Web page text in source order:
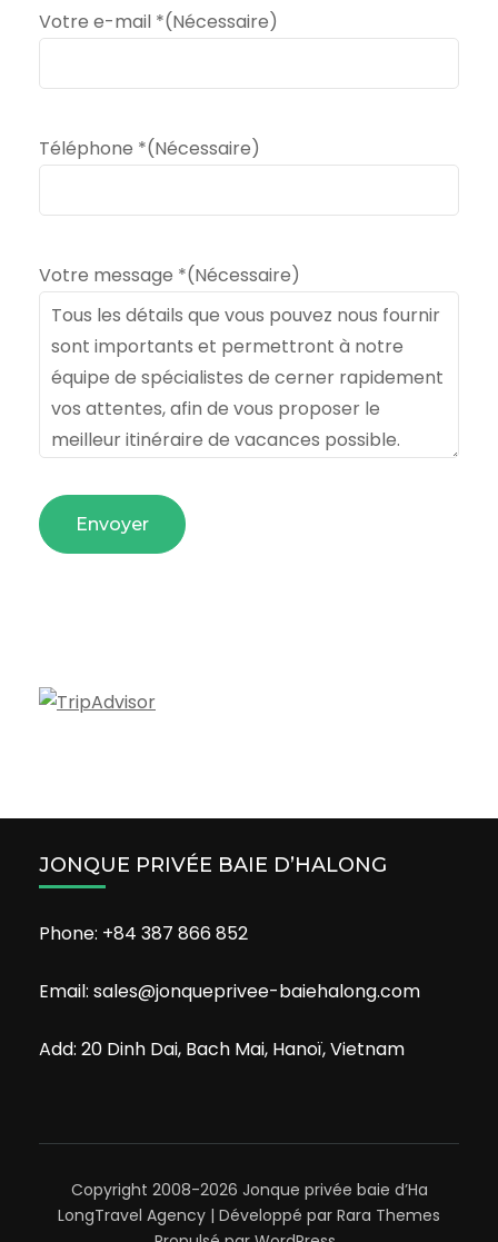
Votre e-mail *(Nécessaire)
Téléphone *(Nécessaire)
Votre message *(Nécessaire)
JONQUE PRIVÉE BAIE D’HALONG
Phone: +84 387 866 852
Email: sales@jonqueprivee-baiehalong.com
Add: 20 Dinh Dai, Bach Mai, Hanoï, Vietnam
Copyright 2008-2026 Jonque privée baie d’Ha
LongTravel Agency | Développé par Rara Themes